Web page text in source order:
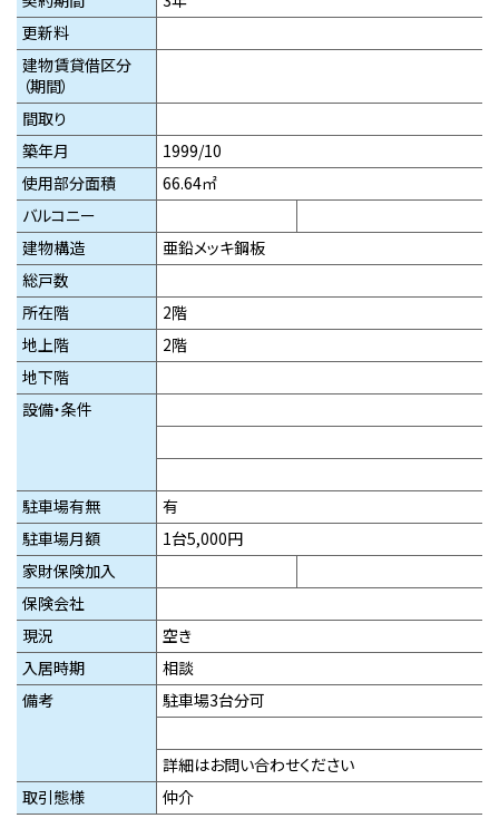
更新料
建物賃貸借区分
（期間）
間取り
築年月
1999/10
使用部分面積
66.64㎡
バルコニー
建物構造
亜鉛メッキ鋼板
総戸数
所在階
2階
地上階
2階
地下階
設備・条件
駐車場有無
有
駐車場月額
1台5,000円
家財保険加入
保険会社
現況
空き
入居時期
相談
備考
駐車場3台分可
詳細はお問い合わせください
取引態様
仲介